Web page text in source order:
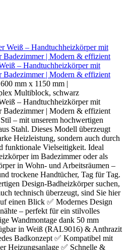
– Handtuchheizkörper mit
Badezimmer | Modern & effizient
600 mm x 1150 mm |
Multiblock, schwarz
– Handtuchheizkörper mit
Badezimmer | Modern & effizient
– mit unserem hochwertigen
Stahl. Dieses Modell überzeugt
Heizleistung, sondern auch durch
funktionale Vielseitigkeit. Ideal
im Badezimmer oder als
in Wohn- und Arbeitsräumen –
trockene Handtücher, Tag für Tag.
Design-Badheizkörper suchen,
technisch überzeugt, sind Sie hier
einen Blick ✅ Modernes Design
– perfekt für ein stilvolles
Wandmontage dank 50 mm
in Weiß (RAL9016) & Anthrazit
Badkonzept ✅ Kompatibel mit
Heizungsanlage ✅ Schnelle &